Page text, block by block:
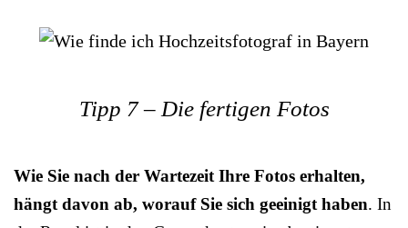
Tipp 7 – Die fertigen Fotos
Wie Sie nach der Wartezeit Ihre Fotos erhalten,
hängt davon ab, worauf Sie sich geeinigt haben. In